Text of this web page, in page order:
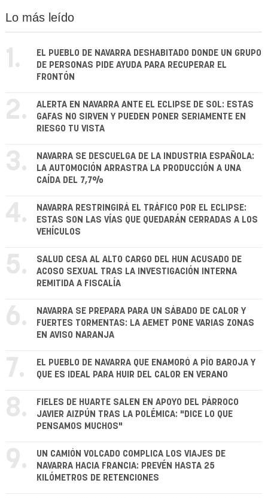
Lo más leído
1.
EL PUEBLO DE NAVARRA DESHABITADO DONDE UN GRUPO
DE PERSONAS PIDE AYUDA PARA RECUPERAR EL
FRONTÓN
2.
ALERTA EN NAVARRA ANTE EL ECLIPSE DE SOL: ESTAS
GAFAS NO SIRVEN Y PUEDEN PONER SERIAMENTE EN
RIESGO TU VISTA
3.
NAVARRA SE DESCUELGA DE LA INDUSTRIA ESPAÑOLA:
LA AUTOMOCIÓN ARRASTRA LA PRODUCCIÓN A UNA
CAÍDA DEL 7,7%
4.
NAVARRA RESTRINGIRÁ EL TRÁFICO POR EL ECLIPSE:
ESTAS SON LAS VÍAS QUE QUEDARÁN CERRADAS A LOS
VEHÍCULOS
5.
SALUD CESA AL ALTO CARGO DEL HUN ACUSADO DE
ACOSO SEXUAL TRAS LA INVESTIGACIÓN INTERNA
REMITIDA A FISCALÍA
6.
NAVARRA SE PREPARA PARA UN SÁBADO DE CALOR Y
FUERTES TORMENTAS: LA AEMET PONE VARIAS ZONAS
EN AVISO NARANJA
7.
EL PUEBLO DE NAVARRA QUE ENAMORÓ A PÍO BAROJA Y
QUE ES IDEAL PARA HUIR DEL CALOR EN VERANO
8.
FIELES DE HUARTE SALEN EN APOYO DEL PÁRROCO
JAVIER AIZPÚN TRAS LA POLÉMICA: "DICE LO QUE
PENSAMOS MUCHOS"
9.
UN CAMIÓN VOLCADO COMPLICA LOS VIAJES DE
NAVARRA HACIA FRANCIA: PREVÉN HASTA 25
KILÓMETROS DE RETENCIONES